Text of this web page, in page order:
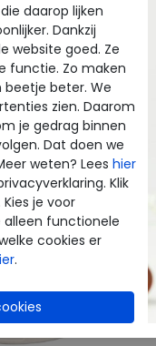
daarop lijken
Dankzij
website goed. Ze
functie. Zo maken
beetje beter. We
zien. Daarom
je gedrag binnen
Dat doen we
weten? Lees hier
Klik
je voor
alleen functionele
cookies er
.